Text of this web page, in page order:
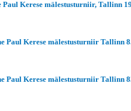
Kerese mälestusturniir, Tallinn
Paul Kerese mälestusturniir Tallinn
Paul Kerese mälestusturniir Tallinn